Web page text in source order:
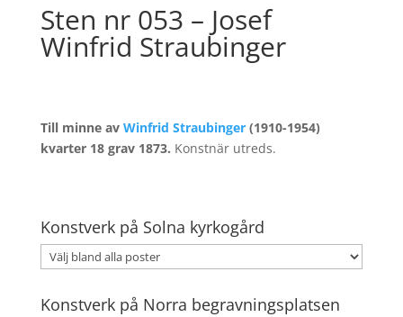
Sten nr 053 – Josef
Winfrid Straubinger
Till minne av Winfrid Straubinger(1910-1954)
kvarter 18 grav 1873. Konstnär utreds.
Konstverk på Solna kyrkogård
Konstverk på Norra begravningsplatsen